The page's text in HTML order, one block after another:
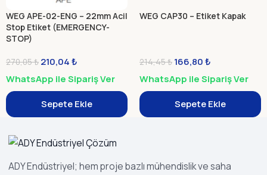
WEG APE-02-ENG – 22mm Acil
Stop Etiket (EMERGENCY-
STOP)
270,05₺ 210,04₺
WhatsApp ile Sipariş Ver
Sepete Ekle
WEG CAP30 – Etiket Kapak
214,45₺ 166,80₺
WhatsApp ile Sipariş Ver
Sepete Ekle
ADY Endüstriyel; hem proje bazlı mühendislik ve saha